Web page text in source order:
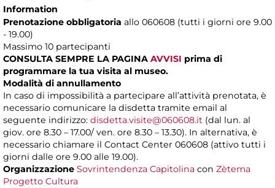
Information
Prenotazione obbligatoria allo 060608 (tutti i giorni ore 9.00
- 19.00)
Massimo 10 partecipanti
CONSULTA SEMPRE LA PAGINA AVVISI prima di
programmare la tua visita al museo.
Modalità di annullamento
In caso di impossibilità a partecipare all’attività prenotata, è
necessario comunicare la disdetta tramite email al
seguente indirizzo: disdetta.visite@060608.it (dal lun. al
giov. ore 8.30 – 17.00/ ven. ore 8.30 – 13.30). In alternativa, è
necessario chiamare il Contact Center 060608 (attivo tutti i
giorni dalle ore 9.00 alle 19.00).
Organizzazione Sovrintendenza Capitolina con Zètema
Progetto Cultura